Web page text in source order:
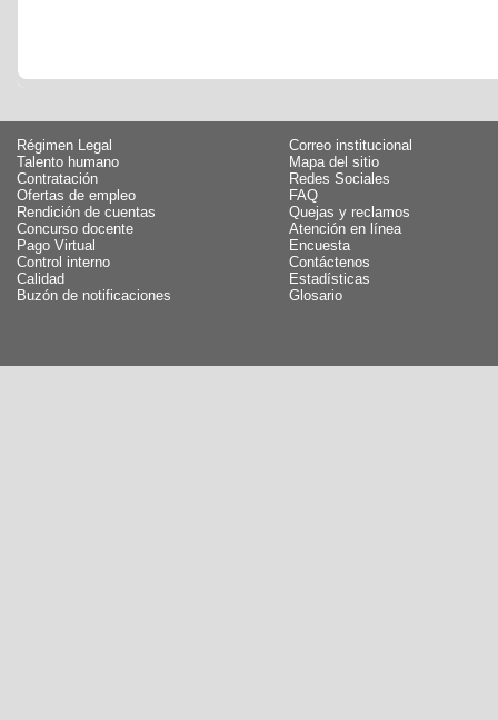
Régimen Legal
Talento humano
Contratación
Ofertas de empleo
Rendición de cuentas
Concurso docente
Pago Virtual
Control interno
Calidad
Buzón de notificaciones
Correo institucional
Mapa del sitio
Redes Sociales
FAQ
Quejas y reclamos
Atención en línea
Encuesta
Contáctenos
Estadísticas
Glosario